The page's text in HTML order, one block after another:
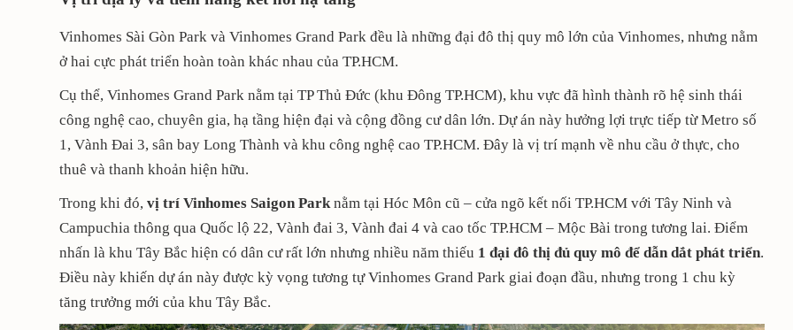
Vinhomes Sài Gòn Park và Vinhomes Grand Park đều là những đại đô thị quy mô lớn của Vinhomes, nhưng nằm
ở hai cực phát triển hoàn toàn khác nhau của TP.HCM.
Cụ thể, Vinhomes Grand Park nằm tại TP Thủ Đức (khu Đông TP.HCM), khu vực đã hình thành rõ hệ sinh thái
công nghệ cao, chuyên gia, hạ tầng hiện đại và cộng đồng cư dân lớn. Dự án này hưởng lợi trực tiếp từ Metro số
1, Vành Đai 3, sân bay Long Thành và khu công nghệ cao TP.HCM. Đây là vị trí mạnh về nhu cầu ở thực, cho
thuê và thanh khoản hiện hữu.
Trong khi đó, vị trí Vinhomes Saigon Parknằm tại Hóc Môn cũ – cửa ngõ kết nối TP.HCM với Tây Ninh và
Campuchia thông qua Quốc lộ 22, Vành đai 3, Vành đai 4 và cao tốc TP.HCM – Mộc Bài trong tương lai. Điểm
nhấn là khu Tây Bắc hiện có dân cư rất lớn nhưng nhiều năm thiếu 1 đại đô thị đủ quy mô để dẫn dắt phát triển.
Điều này khiến dự án này được kỳ vọng tương tự Vinhomes Grand Park giai đoạn đầu, nhưng trong 1 chu kỳ
tăng trưởng mới của khu Tây Bắc.